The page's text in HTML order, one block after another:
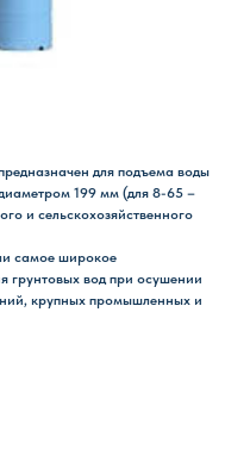
для подъема воды
199 мм (для 8-65 –
и сельскохозяйственного
самое широкое
грунтовых вод при осушении
крупных промышленных и